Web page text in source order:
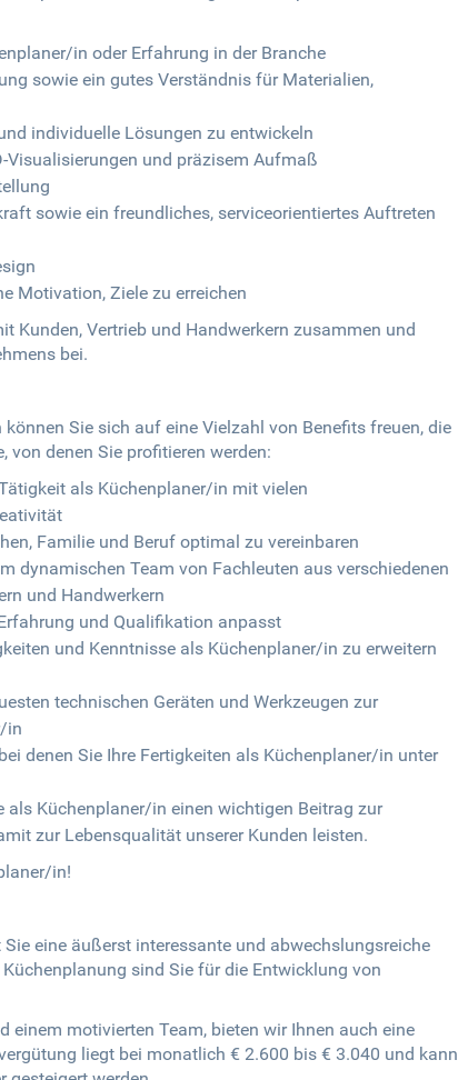
in oder Erfahrung in der Branche
sowie ein gutes Verständnis für Materialien,
individuelle Lösungen zu entwickeln
und präzisem Aufmaß
sowie ein freundliches, serviceorientiertes Auftreten
Motivation, Ziele zu erreichen
Kunden, Vertrieb und Handwerkern zusammen und
bei.
Sie sich auf eine Vielzahl von Benefits freuen, die
von denen Sie profitieren werden:
als Küchenplaner/in mit vielen
Familie und Beruf optimal zu vereinbaren
dynamischen Team von Fachleuten aus verschiedenen
und Handwerkern
und Qualifikation anpasst
und Kenntnisse als Küchenplaner/in zu erweitern
technischen Geräten und Werkzeugen zur
in
denen Sie Ihre Fertigkeiten als Küchenplaner/in unter
Küchenplaner/in einen wichtigen Beitrag zur
zur Lebensqualität unserer Kunden leisten.
in!
eine äußerst interessante und abwechslungsreiche
sind Sie für die Entwicklung von
einem motivierten Team, bieten wir Ihnen auch eine
liegt bei monatlich € 2.600 bis € 3.040 und kann